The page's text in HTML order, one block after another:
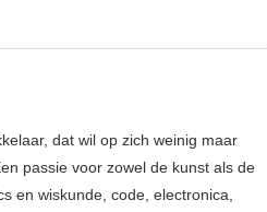
dat wil op zich weinig maar
passie voor zowel de kunst als de
en wiskunde, code, electronica,